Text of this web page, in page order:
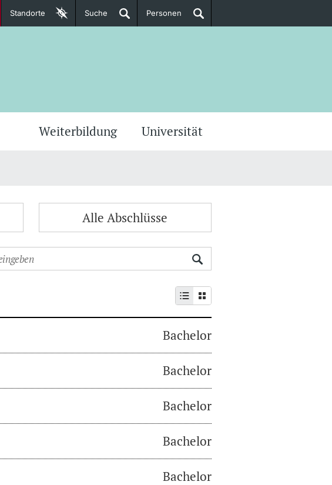
Standorte Suche Personen
Weiterbildung Universität
Alle Abschlüsse
Bachelor
Bachelor
Bachelor
Bachelor
Bachelor